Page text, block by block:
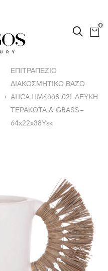
0
ΕΠΙΤΡΑΠΕΖΙΟ
ΔΙΑΚΟΣΜΗΤΙΚΟ ΒΑΖΟ
ALICA HM4668.02L ΛΕΥΚΗ
ΤΕΡΑΚΟΤΑ & GRASS–
64x22x38Υεκ